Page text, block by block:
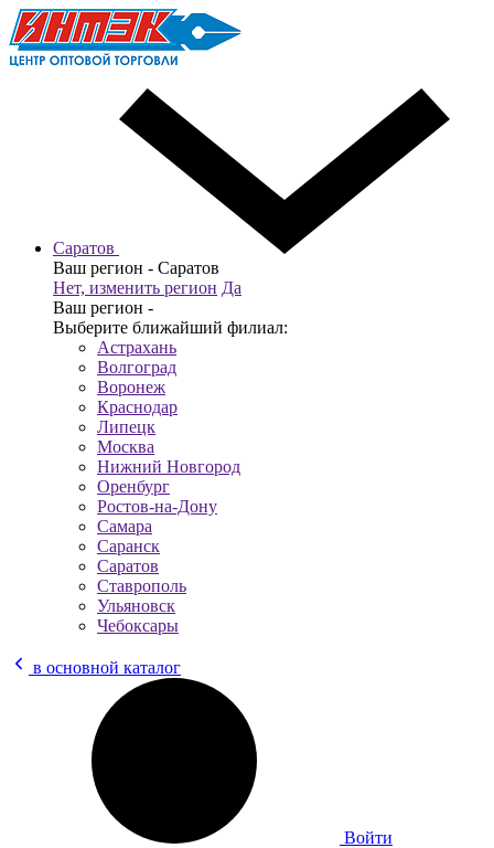
Саратов
Ваш регион - Саратов
Нет, изменить регион Да
Ваш регион -
Выберите ближайший филиал:
Астрахань
Волгоград
Воронеж
Краснодар
Липецк
Москва
Нижний Новгород
Оренбург
Ростов-на-Дону
Самара
Саранск
Саратов
Ставрополь
Ульяновск
Чебоксары
в основной каталог
Войти